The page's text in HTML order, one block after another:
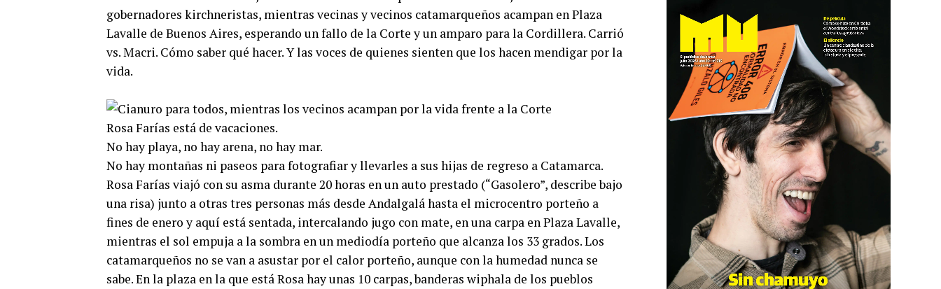
gobernadores kirchneristas, mientras vecinas y vecinos catamarqueños acampan en Plaza
Lavalle de Buenos Aires, esperando un fallo de la Corte y un amparo para la Cordillera. Carrió
vs. Macri. Cómo saber qué hacer. Y las voces de quienes sienten que los hacen mendigar por la
vida.
Rosa Farías está de vacaciones.
No hay playa, no hay arena, no hay mar.
No hay montañas ni paseos para fotografiar y llevarles a sus hijas de regreso a Catamarca.
Rosa Farías viajó con su asma durante 20 horas en un auto prestado (“Gasolero”, describe bajo
una risa) junto a otras tres personas más desde Andalgalá hasta el microcentro porteño a
fines de enero y aquí está sentada, intercalando jugo con mate, en una carpa en Plaza Lavalle,
mientras el sol empuja a la sombra en un mediodía porteño que alcanza los 33 grados. Los
catamarqueños no se van a asustar por el calor porteño, aunque con la humedad nunca se
sabe. En la plaza en la que está Rosa hay unas 10 carpas, banderas wiphala de los pueblos